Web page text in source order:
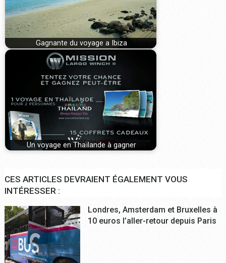
Gagnante du voyage a Ibiza
Un voyage en Thaïlande à gagner
CES ARTICLES DEVRAIENT ÉGALEMENT VOUS
INTÉRESSER :
Londres, Amsterdam et Bruxelles à
10 euros l’aller-retour depuis Paris